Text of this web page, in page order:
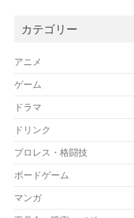
カテゴリー
アニメ
ゲーム
ドラマ
ドリンク
プロレス・格闘技
ボードゲーム
マンガ